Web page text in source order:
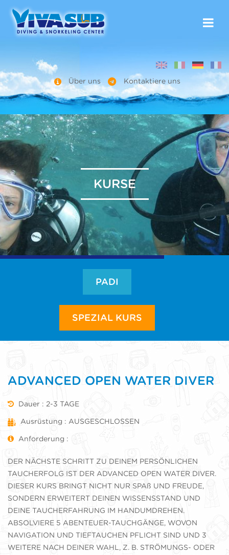
Über uns Kontaktiere uns
KURSE
PADI
SPEZIAL KURS
ADVANCED OPEN WATER DIVER
Dauer : 2-3 TAGE
Ausrüstung : AUSGESCHLOSSEN
Anforderung :
DER NÄCHSTE SCHRITT ZU DEINEM PERSÖNLICHEN
TAUCHERFOLG IST DER ADVANCED OPEN WATER DIVER.
DIESER KURS BRINGT NICHT NUR SPAß UND FREUDE,
SONDERN ERWEITERT DEINEN WISSENSSTAND UND
DEINE TAUCHERFAHRUNG IM HANDUMDREHEN.
ABSOLVIERE 5 ABENTEUER-TAUCHGÄNGE, WOVON
NAVIGATION UND TIEFTAUCHEN PFLICHT SIND UND 3
WEITERE NACH DEINER WAHL, Z. B. STRÖMUNGS- ODER